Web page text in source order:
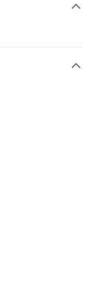
轉到大哥付的交易
頁面所載為準。
，訂單將自動取
期系統評分，恕無
算日後寄送繳費提
直營門市／銀行轉
公司）所提供，讓
將買賣／分期付款
款。
商店將以您的個人
集、處理及利用，
更正。
。 讓您購物簡單
AFTEE先享後付」
可透過四大超商／
。
需透過AFTEE先享
為準，若有關於
「AFTEE先享後付
home
站紙袋，取件時